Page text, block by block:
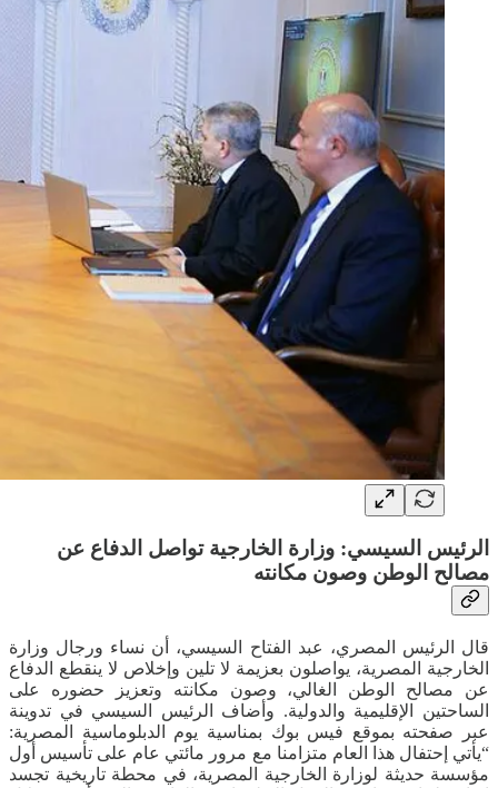
الرئيس السيسي: وزارة الخارجية تواصل الدفاع عن
مصالح الوطن وصون مكانته
قال الرئيس المصري، عبد الفتاح السيسي، أن نساء ورجال وزارة
الخارجية المصرية، يواصلون بعزيمة لا تلين وإخلاص لا ينقطع الدفاع
عن مصالح الوطن الغالي، وصون مكانته وتعزيز حضوره على
الساحتين الإقليمية والدولية. وأضاف الرئيس السيسي في تدوينة
عبر صفحته بموقع فيس بوك بمناسية يوم الدبلوماسية المصرية:
“يأتي إحتفال هذا العام متزامنا مع مرور مائتي عام على تأسيس أول
مؤسسة حديثة لوزارة الخارجية المصرية، في محطة تاريخية تجسد